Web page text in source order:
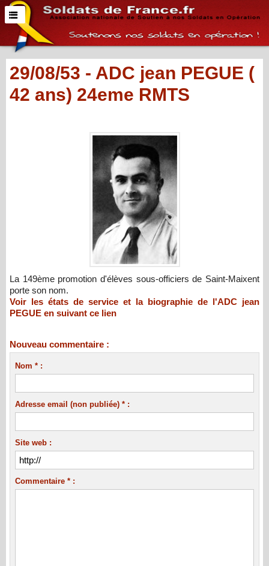
29/08/53 - ADC jean PEGUE (
42 ans) 24eme RMTS
La 149ème promotion d'élèves sous-officiers de Saint-Maixent
porte son nom.
Voir les états de service et la biographie de l'ADC jean
PEGUE en suivant ce lien
Nouveau commentaire :
Nom * :
Adresse email (non publiée) * :
Site web :
Commentaire * :